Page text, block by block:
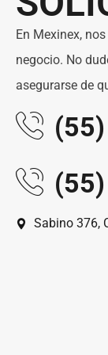
En Mexinex,
negocio. No
asegurarse de
Sabino 376,